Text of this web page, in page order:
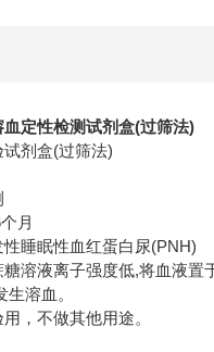
血定性检测试剂盒(过筛法)
剂盒(过筛法)
月
睡眠性血红蛋白尿(PNH)
溶液离子强度低,将血液
溶血。
，不做其他用途。